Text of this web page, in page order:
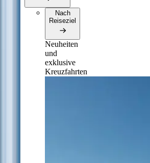
Nach
Reiseziel
Neuheiten
und
exklusive
Kreuzfahrten